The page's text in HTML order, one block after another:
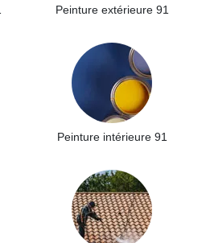
Peinture extérieure 91
Peinture intérieure 91